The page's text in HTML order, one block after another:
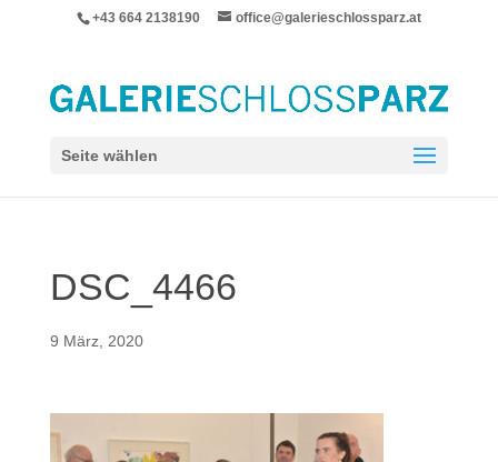
+43 664 2138190 office@galerieschlossparz.at
Seite wählen
DSC_4466
9 März, 2020